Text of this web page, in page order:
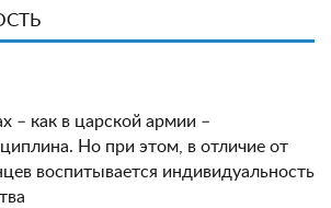
– как в царской армии –
Но при этом, в отличие от
воспитывается индивидуальность